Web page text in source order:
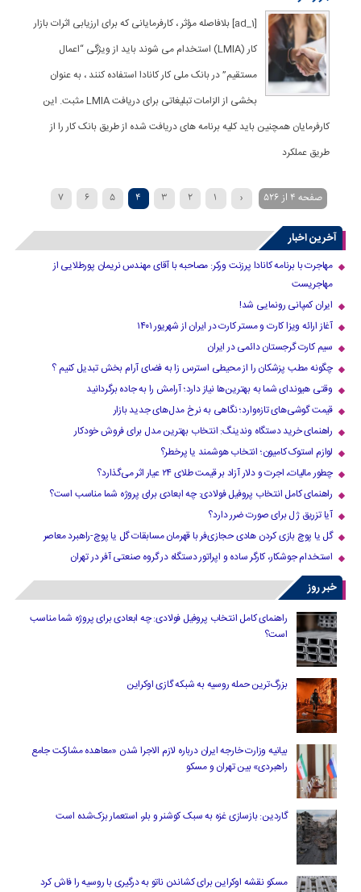
[ad_1] بلافاصله مؤثر ، کارفرمایانی که برای ارزیابی اثرات بازار
کار (LMIA) استخدام می شوند باید از ویژگی “اعمال
مستقیم” در بانک ملی کار کانادا استفاده کنند ، به عنوان
بخشی از الزامات تبلیغاتی برای دریافت LMIA مثبت. این
کارفرمایان همچنین باید کلیه برنامه های دریافت شده از طریق بانک کار را از
طریق عملکرد
صفحه 4 از 526 ‹
1
2
3
4
5
6
7
8
9
10
›
20
30
40
...
»
آخرین اخبار
مهاجرت با برنامه کانادا پرزنت ورکر: مصاحبه با آقای مهندس نریمان پورطلایی از
مهاجریست
ایران کمپانی رونمایی شد!
آغاز ارائه ویزا کارت و مستر کارت در ایران از شهریور ۱۴۰۱
سیم کارت گرجستان دائمی در ایران
چگونه مطب پزشکان را از محیطی استرس زا به فضای آرام بخش تبدیل کنیم ؟
وقتی هیوندای شما به بهترین‌ها نیاز دارد؛ آرامش را به جاده برگردانید
قیمت گوشی‌های تازه‌وارد؛ نگاهی به نرخ مدل‌های جدید بازار
راهنمای خرید دستگاه وندینگ: انتخاب بهترین مدل برای فروش خودکار
لوازم استوک کامیون؛ انتخاب هوشمند یا پرخطر؟
چطور مالیات، اجرت و دلار آزاد بر قیمت طلای ۲۴ عیار اثر می‌گذارد؟
راهنمای کامل انتخاب پروفیل فولادی: چه ابعادی برای پروژه شما مناسب است؟
آیا تزریق ژل برای صورت ضرر دارد​؟
گل یا پوچ بازی کردن هادی حجازی‌فر با قهرمان مسابقات گل یا پوچ-راهبرد معاصر
استخدام جوشکار، کارگر ساده و اپراتور دستگاه در گروه صنعتی آفر در تهران
خبر روز
راهنمای کامل انتخاب پروفیل فولادی: چه ابعادی برای پروژه شما مناسب
است؟
بزرگ‌ترین حمله روسیه به شبکه گازی اوکراین
بیانیه وزارت خارجه ایران درباره لازم‌ الاجرا شدن «معاهده مشارکت جامع
راهبردی» بین تهران و مسکو
گاردین: بازسازی غزه به سبک کوشنر و بلر، استعمار بزک‌شده است
مسکو نقشه اوکراین برای کشاندن ناتو به درگیری با روسیه را فاش کرد